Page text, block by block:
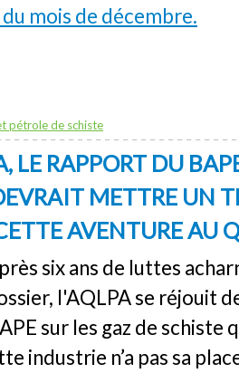
mois de décembre.
pétrole de schiste
LE RAPPORT DU
METTRE UN
AVENTURE AU
six ans de luttes
l'AQLPA se réjouit
sur les gaz de schiste
industrie n’a pas sa